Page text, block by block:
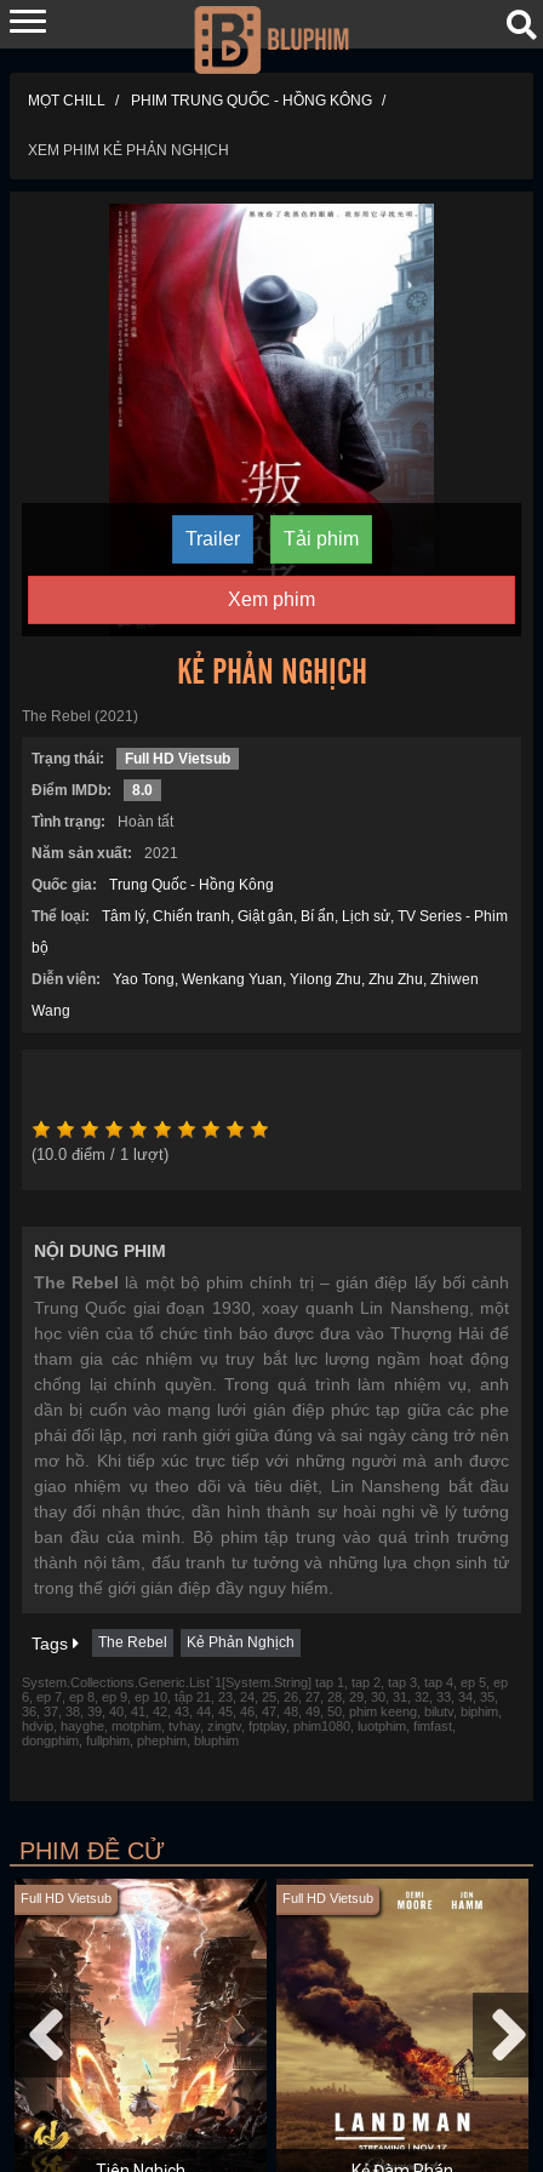
MỌT CHILL PHIM TRUNG QUỐC - HỒNG KÔNG
XEM PHIM KẺ PHẢN NGHỊCH
Trailer Tải phim
Xem phim
KẺ PHẢN NGHỊCH
The Rebel (2021)
Trạng thái:
Full HD Vietsub
Điểm IMDb:
8.0
Tình trạng:
Hoàn tất
Năm sản xuất:
2021
Quốc gia:
Trung Quốc - Hồng Kông
Thể loại:
Tâm lý Chiến tranh Giật gân Bí ẩn Lịch sử TV Series - Phim
bộ
Diễn viên:
Yao Tong Wenkang Yuan Yilong Zhu Zhu Zhu Zhiwen
Wang
(10.0 điểm / 1 lượt)
NỘI DUNG PHIM
The Rebel là một bộ phim chính trị – gián điệp lấy bối cảnh
Trung Quốc giai đoạn 1930, xoay quanh Lin Nansheng, một
học viên của tổ chức tình báo được đưa vào Thượng Hải để
tham gia các nhiệm vụ truy bắt lực lượng ngầm hoạt động
chống lại chính quyền. Trong quá trình làm nhiệm vụ, anh
dần bị cuốn vào mạng lưới gián điệp phức tạp giữa các phe
phái đối lập, nơi ranh giới giữa đúng và sai ngày càng trở nên
mơ hồ. Khi tiếp xúc trực tiếp với những người mà anh được
giao nhiệm vụ theo dõi và tiêu diệt, Lin Nansheng bắt đầu
thay đổi nhận thức, dần hình thành sự hoài nghi về lý tưởng
ban đầu của mình. Bộ phim tập trung vào quá trình trưởng
thành nội tâm, đấu tranh tư tưởng và những lựa chọn sinh tử
trong thế giới gián điệp đầy nguy hiểm.
Tags The Rebel Kẻ Phản Nghịch
System.Collections.Generic.List`1[System.String] tap 1, tap 2, tap 3, tap 4, ep 5, ep
6, ep 7, ep 8, ep 9, ep 10, tập 21, 23, 24, 25, 26, 27, 28, 29, 30, 31, 32, 33, 34, 35,
36, 37, 38, 39, 40, 41, 42, 43, 44, 45, 46, 47, 48, 49, 50, phim keeng, bilutv, biphim,
hdvip, hayghe, motphim, tvhay, zingtv, fptplay, phim1080, luotphim, fimfast,
dongphim, fullphim, phephim, bluphim
PHIM ĐỀ CỬ
Full HD Vietsub Full HD Vietsub